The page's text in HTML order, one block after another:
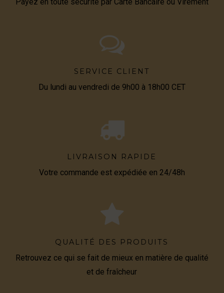
SERVICE CLIENT
Du lundi au vendredi de 9h00 à 18h00 CET
LIVRAISON RAPIDE
Votre commande est expédiée en 24/48h
QUALITÉ DES PRODUITS
Retrouvez ce qui se fait de mieux en matière de qualité
et de fraîcheur